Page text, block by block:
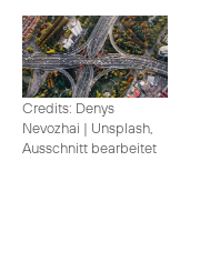
Credits: Denys
Nevozhai | Unsplash,
Ausschnitt bearbeitet